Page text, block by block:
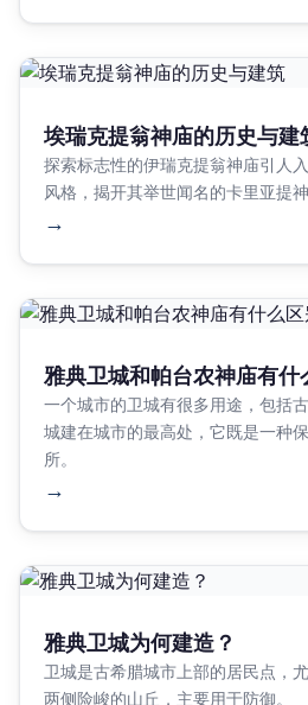
埃瑞克提翁神庙的历史与建
探索标志性的伊瑞克提翁神庙引人
风格，揭开其举世闻名的卡里亚提
→
雅典卫城和帕台农神庙有什
一个城市的卫城有很多用途，包括
城建在城市的最高处，它既是一种
所。
→
雅典卫城为何建造？
卫城是古希腊城市上部的居民点，
两侧险峻的山丘，主要用于防御。